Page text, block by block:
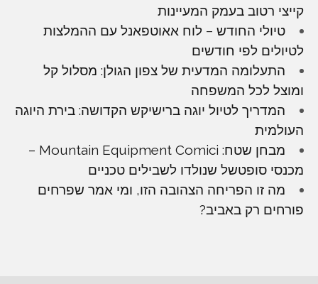
קייצי רטוב בעמק המעיינות
טיולי החודש – לוח אאוטפאנל עם ההמלצות
לטיולים לפי חודשים
התעלומה המדעית של צפון הגולן: מסלול קל
ומוצל לכל המשפחה
המדריך לטיול יוגה ברישיקש הקדושה: בירת היוגה
העולמית
מבחן שטח: Mountain Equipment Comici –
מכנסי סופטשל שנולדו לשבילים טכניים
מה זו הפריחה הצהובה הזו, ומי אמר שפרחים
פורחים רק באביב?